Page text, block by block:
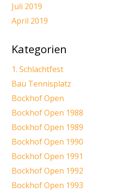
Juli 2019
April 2019
Kategorien
1. Schlachtfest
Bau Tennisplatz
Bockhof Open
Bockhof Open 1988
Bockhof Open 1989
Bockhof Open 1990
Bockhof Open 1991
Bockhof Open 1992
Bockhof Open 1993